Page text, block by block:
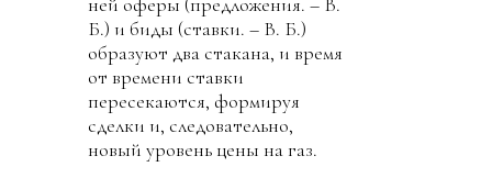
Б.) и биды (ставки. – В. Б.)
образуют два стакана, и время
от времени ставки
пересекаются, формируя
сделки и, следовательно,
новый уровень цены на газ.